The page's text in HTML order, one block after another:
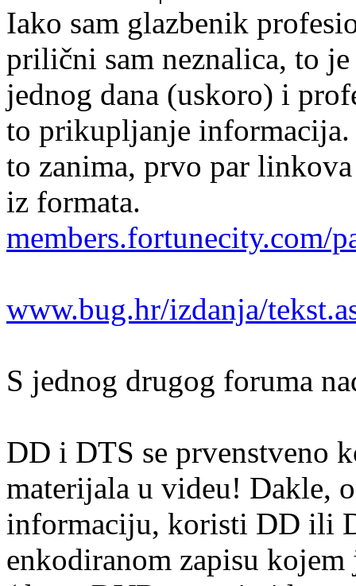
Iako sam glazbenik
prilični sam neznalica, to
jednog dana (uskoro) i
to prikupljanje
to zanima, prvo par
iz formata.
members.fortunecity.com/
www.bug.hr/izdanja/
S jednog drugog foruma
DD i DTS se prvenstveno
materijala u videu! Dakle,
informaciju, koristi DD ili
enkodiranom zapisu